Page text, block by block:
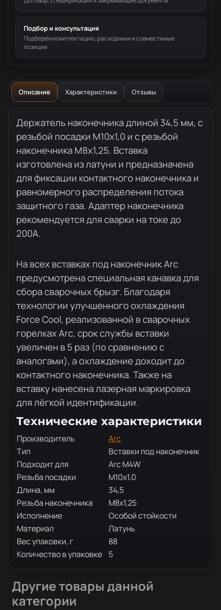
Подбор и консультация
Подберём комплектацию, расходники и совместимые
позиции
Описание Характеристики Отзывы
Описание товара
Держатель наконечника длиной 34,5 мм, с
резьбой посадки М10x1,0 и с резьбой
наконечника М8x1,25. Вставка
изготовлена из латуни и предназначена
для фиксации контактного наконечника и
равномерного распределения потока
защитного газа. Адаптер наконечника
рекомендуется для сварки на токе до
200А.
На всех вставках под наконечник Arc
предусмотрена специальная канавка для
сбора сварочных брызг. Благодаря
технологии улучшенного охлаждения
Force Cool, реализованной в сварочных
горелках Arc, срок службы вставки
увеличен в 5 раз (по сравнению с
аналогами), а охлаждение доходит до
контактного наконечника. Также на
вставку нанесена лазерная маркировка
для лёгкой идентификации.
Технические характеристики
Производитель
Arc
Тип
Вставки под наконечник
Подходит для
Arc M4W
Резьба посадки
M10x1,0
Длина, мм
34,5
Резьба наконечника
M8x1,25
Исполнение
Особой стойкости
Материал
Латунь
Вес упаковки, г
88
Количество в упаковке
5
Другие товары данной
категории